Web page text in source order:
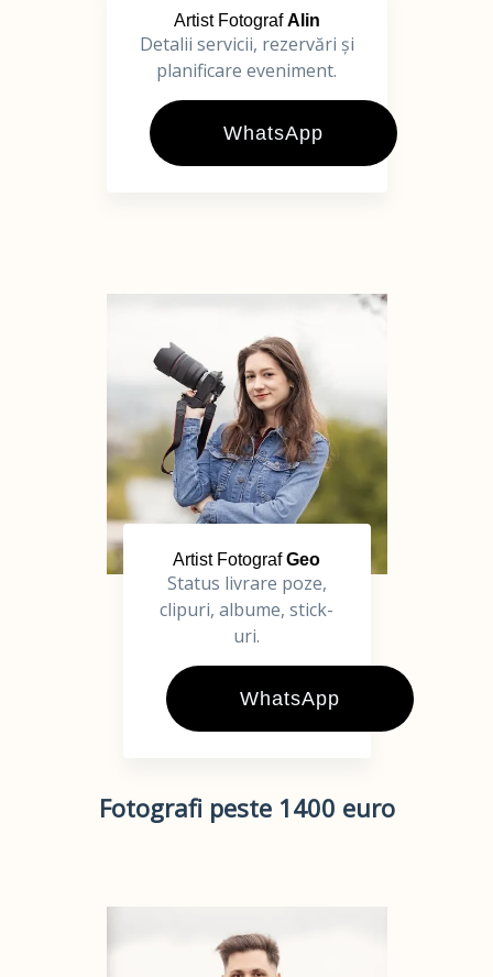
Artist FotografAlin
Detalii servicii, rezervări și
planificare eveniment.
WhatsApp
Artist FotografGeo
Status livrare poze,
clipuri, albume, stick-
uri.
WhatsApp
Fotografi peste 1400 euro